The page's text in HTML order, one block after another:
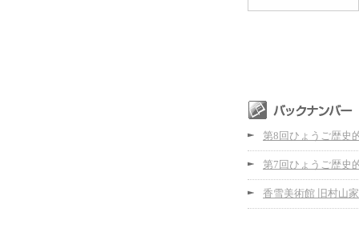
第8回ひょうご歴史
第7回ひょうご歴史
香雪美術館 旧村山